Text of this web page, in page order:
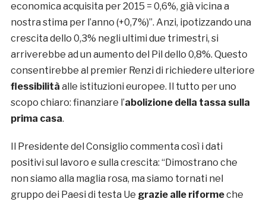
economica acquisita per 2015 = 0,6%, già vicina a
nostra stima per l’anno (+0,7%)”. Anzi, ipotizzando una
crescita dello 0,3% negli ultimi due trimestri, si
arriverebbe ad un aumento del Pil dello 0,8%. Questo
consentirebbe al premier Renzi di richiedere ulteriore
flessibilità alle istituzioni europee. Il tutto per uno
scopo chiaro: finanziare l’abolizione della tassa sulla
prima casa.
Il Presidente del Consiglio commenta così i dati
positivi sul lavoro e sulla crescita: “Dimostrano che
non siamo alla maglia rosa, ma siamo tornati nel
gruppo dei Paesi di testa Ue grazie alle riformeche